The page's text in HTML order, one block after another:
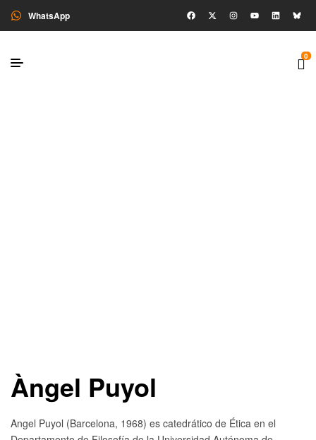
WhatsApp
0
Àngel Puyol
Angel Puyol (Barcelona, 1968) es catedrático de Ética en el